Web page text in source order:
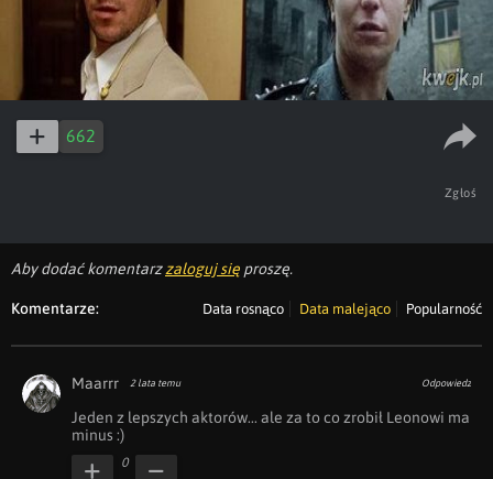
662
Zgłoś
Aby dodać komentarzzaloguj się proszę.
Komentarze: Data rosnąco Data malejąco Popularność
Maarrr 2 lata temu Odpowiedz
Jeden z lepszych aktorów... ale za to co zrobił Leonowi ma
minus :)
0